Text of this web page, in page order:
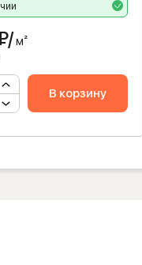
м²
В корзину